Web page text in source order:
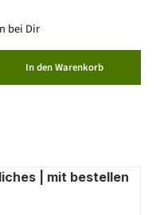
bei Dir
In den Warenkorb
| mit bestellen